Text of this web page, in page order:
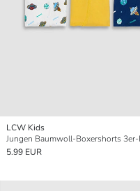
LCW Kids
Jungen Baumwoll-Boxershorts 3er-
5.99 EUR